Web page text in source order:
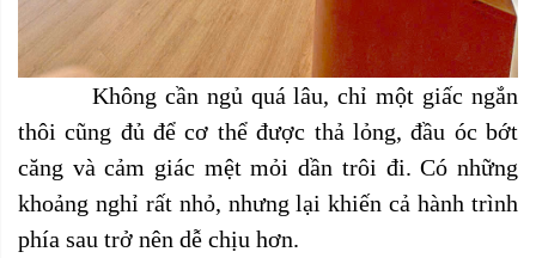
Không cần ngủ quá lâu, chỉ một giấc ngắn
thôi cũng đủ để cơ thể được thả lỏng, đầu óc bớt
căng và cảm giác mệt mỏi dần trôi đi. Có những
khoảng nghỉ rất nhỏ, nhưng lại khiến cả hành trình
phía sau trở nên dễ chịu hơn.